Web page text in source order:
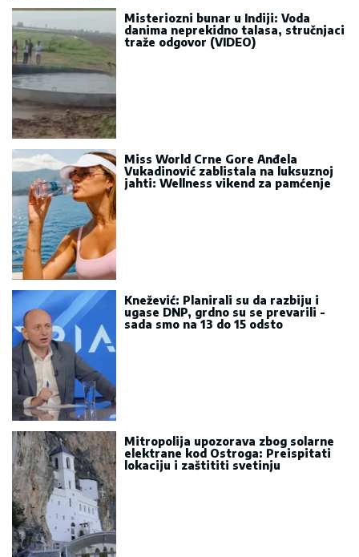
Misteriozni bunar u Indiji: Voda
danima neprekidno talasa, stručnjaci
traže odgovor (VIDEO)
Miss World Crne Gore Anđela
Vukadinović zablistala na luksuznoj
jahti: Wellness vikend za pamćenje
Knežević: Planirali su da razbiju i
ugase DNP, grdno su se prevarili -
sada smo na 13 do 15 odsto
Mitropolija upozorava zbog solarne
elektrane kod Ostroga: Preispitati
lokaciju i zaštititi svetinju